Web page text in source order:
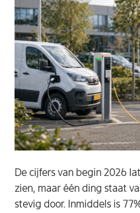
De cijfers van begin 2026
zien, maar één ding staat
stevig door. Inmiddels is